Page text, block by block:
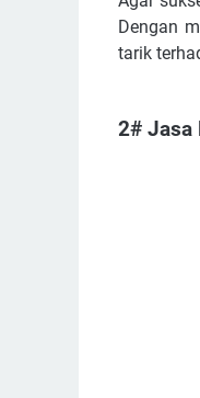
Dengan
tarik
2# Jasa